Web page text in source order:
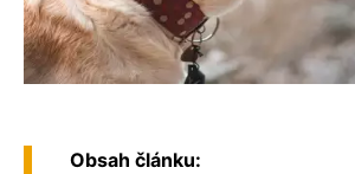
Obsah článku: